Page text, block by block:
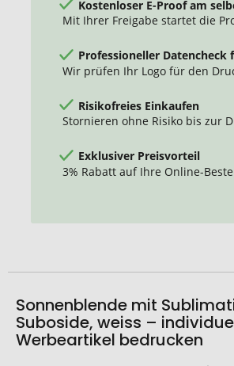
Kostenloser E-Proof am
Mit Ihrer Freigabe startet die
Professioneller Datencheck
Wir prüfen Ihr Logo für den
Risikofreies Einkaufen
Stornieren ohne Risiko bis zur
Exklusiver Preisvorteil
3% Rabatt auf Ihre Online-
Sonnenblende mit
Suboside, weiss –
Werbeartikel bedrucken